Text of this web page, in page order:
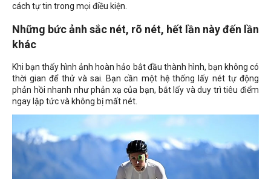
cách tự tin trong mọi điều kiện.
Những bức ảnh sắc nét, rõ nét, hết lần này đến lần
khác
Khi bạn thấy hình ảnh hoàn hảo bắt đầu thành hình, bạn không có
thời gian để thử và sai. Bạn cần một hệ thống lấy nét tự động
phản hồi nhanh như phản xạ của bạn, bắt lấy và duy trì tiêu điểm
ngay lập tức và không bị mất nét.